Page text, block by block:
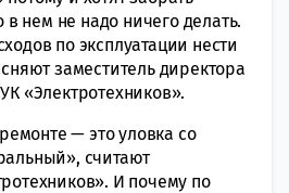
в нем не надо ничего делать.
по эксплуатации нести
заместитель директора
«Электротехников».
— это уловка со
считают
И почему по